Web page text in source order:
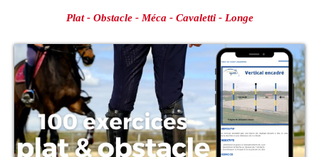
Plat - Obstacle - Méca - Cavaletti - Longe